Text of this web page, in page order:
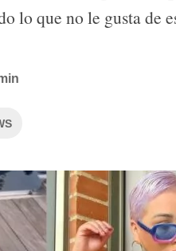
lo que no le gusta de